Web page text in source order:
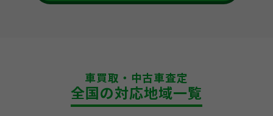
車買取・中古車査定
全国の対応地域一覧